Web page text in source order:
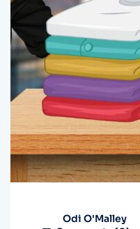
Odi O'Malley